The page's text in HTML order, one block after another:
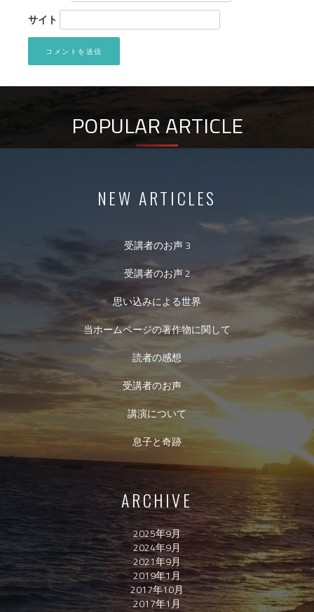
サイト
POPULAR ARTICLE
NEW ARTICLES
受講者のお声 3
受講者のお声 2
思い込みによる世界
当ホームページの著作物に関して
読者の感想
受講者のお声
講演について
息子と奇跡
ARCHIVE
2025年9月
2024年9月
2021年9月
2019年1月
2017年10月
2017年1月